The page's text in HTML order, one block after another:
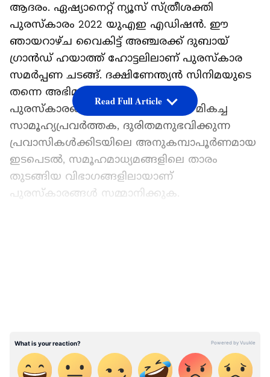
ആദരം. ഏഷ്യാനെറ്റ് ന്യൂസ് സ്ത്രീശക്തി
പുരസ്കാരം 2022 യുഎഇ എഡിഷൻ. ഈ
ഞായറാഴ്ച വൈകിട്ട് അഞ്ചരക്ക് ദുബായ്
ഗ്രാന്‍ഡ് ഹയാത്ത് ഹോട്ടലിലാണ് പുരസ്കാര
സമര്‍പ്പണ ചടങ്ങ്. ദക്ഷിണേന്ത്യൻ സിനിമയുടെ
തന്നെ അഭിമാനം രേവതിയാണ്
പുരസ്കാരങ്ങൾ സമ്മാനിക്കുന്നത്. മികച്ച
സാമൂഹ്യപ്രവര്‍ത്തക, ദുരിതമനുഭവിക്കുന്ന
പ്രവാസികൾക്കിടയിലെ അനുകമ്പാപൂര്‍ണമായ
ഇടപെടൽ, സമൂഹമാധ്യമങ്ങളിലെ താരം
തുടങ്ങിയ വിഭാഗങ്ങളിലായാണ്
പുരസ്കാരങ്ങൾ സമ്മാനിക്കുക.
പേരുകൾ ശുപാര്‍ശ ചെയ്തത്.
ഇരുപത്തിയൊന്നംഗ പ്രാഥമിക ജൂറി നിര്‍ദേശിച്ച
Read Full Article